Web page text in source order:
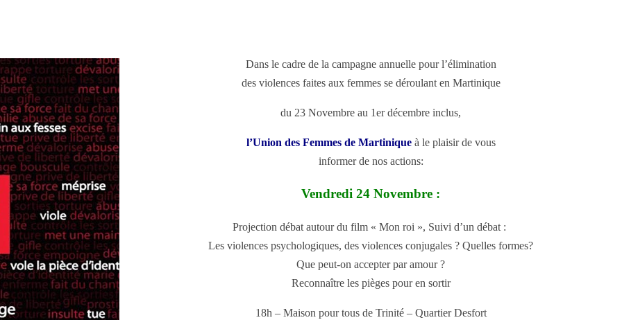
Dans le cadre de la campagne annuelle pour l’élimination
des violences faites aux femmes se déroulant en Martinique
du 23 Novembre au 1er décembre inclus,
l’Union des Femmes de Martinique à le plaisir de vous
informer de nos actions:
Vendredi 24 Novembre :
Projection débat autour du film « Mon roi », Suivi d’un débat :
Les violences psychologiques, des violences conjugales ? Quelles formes?
Que peut-on accepter par amour ?
Reconnaître les pièges pour en sortir
18h – Maison pour tous de Trinité – Quartier Desfort